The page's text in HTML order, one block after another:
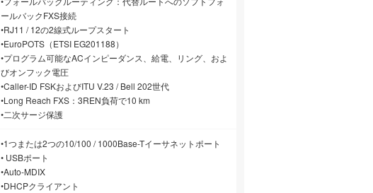
ールバックFXS接続
•RJ11 / 12の2線式ループスタート
•EuroPOTS（ETSI EG201188）
•プログラム可能なACインピーダンス、給電、リング、およ
びオンフック電圧
•Caller-ID FSKおよびITU V.23 / Bell 202世代
•Long Reach FXS：3REN負荷で10 km
•二次サージ保護
•1つまたは2つの10/100 / 1000Base-Tイーサネットポート
• USBポート
•Auto-MDIX
•DHCPクライアント